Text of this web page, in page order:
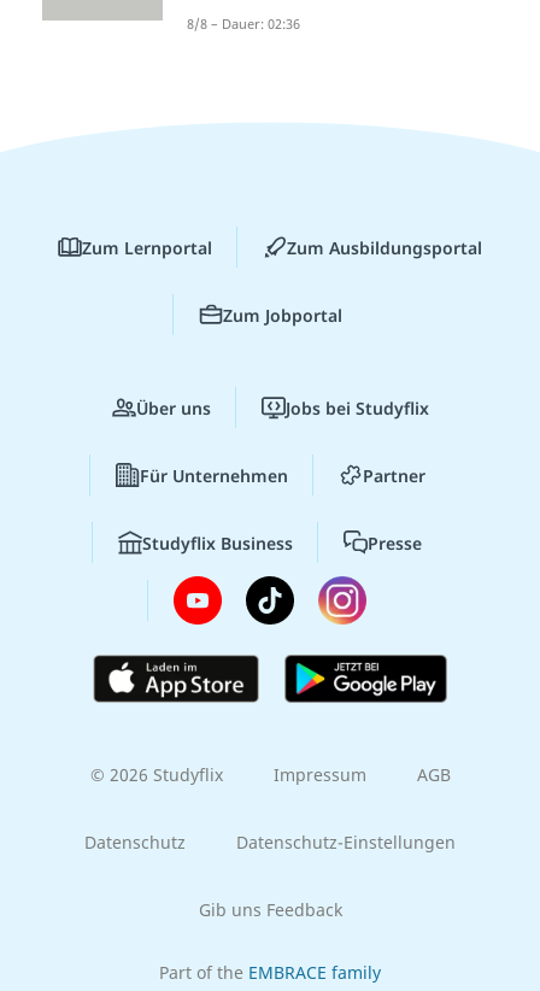
8/8 – Dauer: 02:36
Zum Lernportal Zum Ausbildungsportal
Zum Jobportal
Über uns Jobs bei Studyflix
Für Unternehmen Partner
Studyflix Business Presse
© 2026 Studyflix Impressum AGB
Datenschutz Datenschutz-Einstellungen
Gib uns Feedback
Part of the EMBRACE family